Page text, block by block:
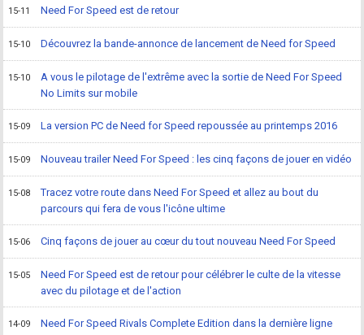
15-11 Need For Speed est de retour
15-10 Découvrez la bande-annonce de lancement de Need for Speed
15-10
A vous le pilotage de l'extrême avec la sortie de Need For Speed
No Limits sur mobile
15-09 La version PC de Need for Speed repoussée au printemps 2016
15-09 Nouveau trailer Need For Speed : les cinq façons de jouer en vidéo
15-08
Tracez votre route dans Need For Speed et allez au bout du
parcours qui fera de vous l'icône ultime
15-06 Cinq façons de jouer au cœur du tout nouveau Need For Speed
15-05
Need For Speed est de retour pour célébrer le culte de la vitesse
avec du pilotage et de l'action
14-09
Need For Speed Rivals Complete Edition dans la dernière ligne